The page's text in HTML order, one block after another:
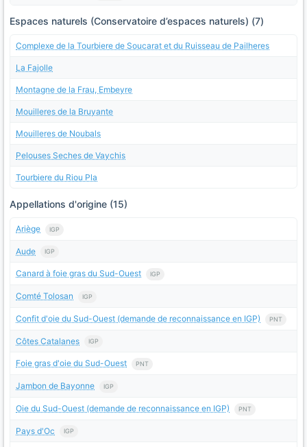
Espaces naturels (Conservatoire d’espaces naturels) (7)
Complexe de la Tourbiere de Soucarat et du Ruisseau de Pailheres
La Fajolle
Montagne de la Frau, Embeyre
Mouilleres de la Bruyante
Mouilleres de Noubals
Pelouses Seches de Vaychis
Tourbiere du Riou Pla
Appellations d'origine (15)
Ariège IGP
Aude IGP
Canard à foie gras du Sud-Ouest IGP
Comté Tolosan IGP
Confit d'oie du Sud-Ouest (demande de reconnaissance en IGP) PNT
Côtes Catalanes IGP
Foie gras d'oie du Sud-Ouest PNT
Jambon de Bayonne IGP
Oie du Sud-Ouest (demande de reconnaissance en IGP) PNT
Pays d'Oc IGP